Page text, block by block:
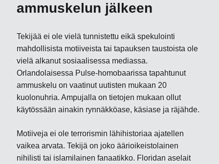
ammuskelun jälkeen
Tekijää ei ole vielä tunnistettu eikä spekulointi
mahdollisista motiiveista tai tapauksen taustoista ole
vielä alkanut sosiaalisessa mediassa.
Orlandolaisessa Pulse-homobaarissa tapahtunut
ammuskelu on vaatinut uutisten mukaan 20
kuolonuhria. Ampujalla on tietojen mukaan ollut
käytössään ainakin rynnäkköase, käsiase ja räjähde.
Motiiveja ei ole terrorismin lähihistoriaa ajatellen
vaikea arvata. Tekijä on joko äärioikeistolainen
nihilisti tai islamilainen fanaatikko. Floridan aselait